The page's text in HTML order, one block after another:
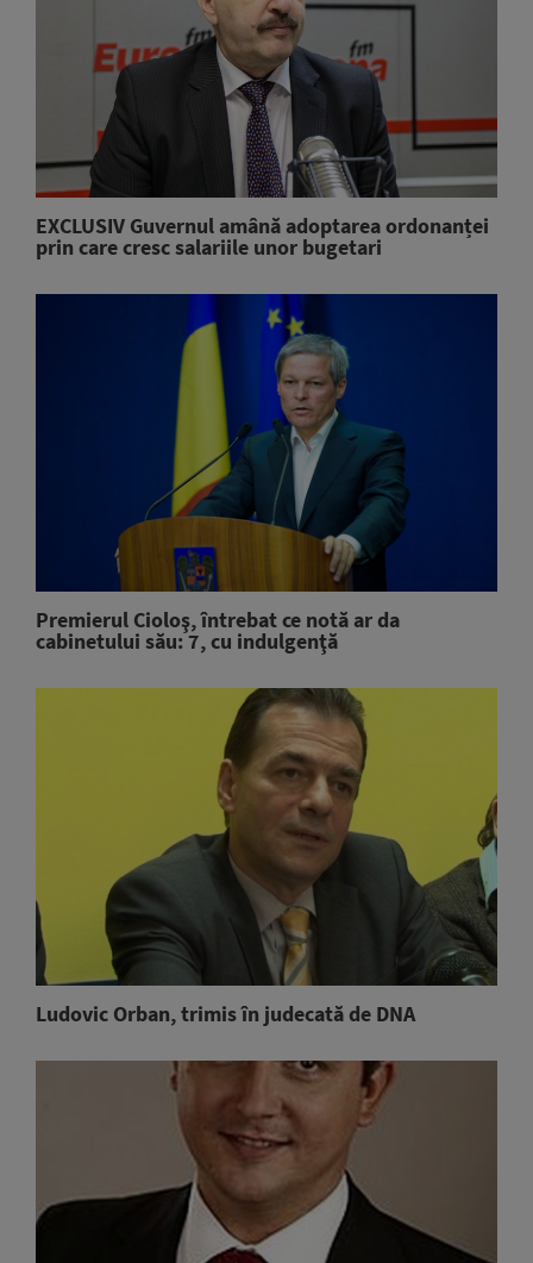
EXCLUSIV Guvernul amână adoptarea ordonanței
prin care cresc salariile unor bugetari
Premierul Cioloş, întrebat ce notă ar da
cabinetului său: 7, cu indulgenţă
Ludovic Orban, trimis în judecată de DNA